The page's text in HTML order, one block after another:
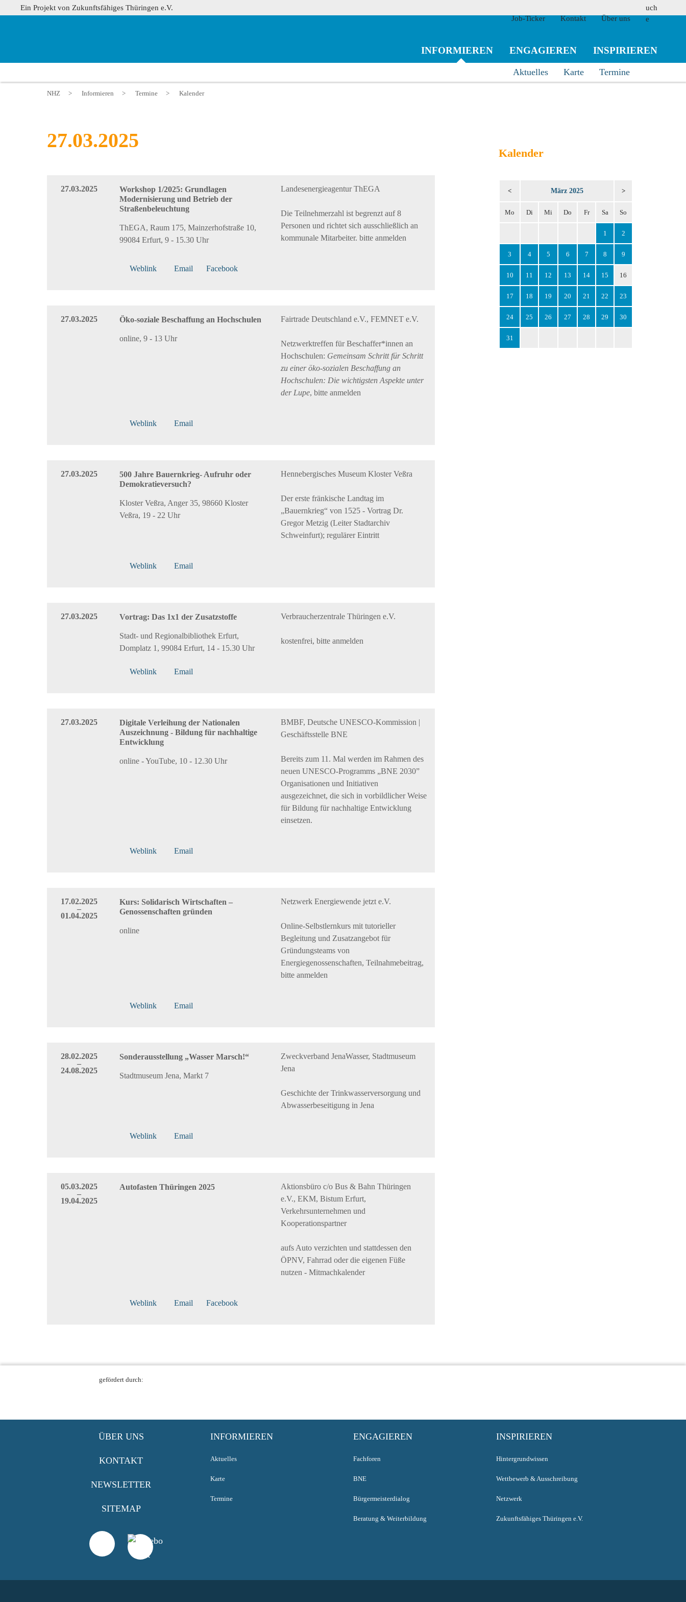
Ein Projekt von Zukunftsfähiges Thüringen e.V.
Job-Ticker
Kontakt Über uns
suchen
INFORMIEREN
Aktuelles Karte Termine
ENGAGIEREN INSPIRIEREN
NHZ > Informieren > Termine > Kalender
27.03.2025
17.02.2025
–
01.04.2025
Kurs: Solidarisch Wirtschaften –
Genossenschaften gründen
online
Netzwerk Energiewende jetzt e.V.
Online-Selbstlernkurs mit tutorieller
Begleitung und Zusatzangebot für
Gründungsteams von
Energiegenossenschaften, Teilnahmebeitrag,
bitte anmelden
Weblink Email
28.02.2025
–
24.08.2025
Sonderausstellung „Wasser Marsch!“
Stadtmuseum Jena, Markt 7
Zweckverband JenaWasser, Stadtmuseum
Jena
Geschichte der Trinkwasserversorgung und
Abwasserbeseitigung in Jena
Weblink Email
05.03.2025
–
19.04.2025
Autofasten Thüringen 2025
Aktionsbüro c/o Bus & Bahn Thüringen
e.V., EKM, Bistum Erfurt,
Verkehrsunternehmen und
Kooperationspartner
aufs Auto verzichten und stattdessen den
ÖPNV, Fahrrad oder die eigenen Füße
nutzen - Mitmachkalender
Weblink Email Facebook
27.03.2025
Workshop 1/2025: Grundlagen
Modernisierung und Betrieb der
Straßenbeleuchtung
ThEGA, Raum 175, Mainzerhofstraße 10,
99084 Erfurt, 9 - 15.30 Uhr
Landesenergieagentur ThEGA
Die Teilnehmerzahl ist begrenzt auf 8
Personen und richtet sich ausschließlich an
kommunale Mitarbeiter. bitte anmelden
Weblink Email Facebook
27.03.2025 Öko-soziale Beschaffung an Hochschulen
online, 9 - 13 Uhr
Fairtrade Deutschland e.V., FEMNET e.V.
Netzwerktreffen für Beschaffer*innen an
Hochschulen: Gemeinsam Schritt für Schritt
zu einer öko-sozialen Beschaffung an
Hochschulen: Die wichtigsten Aspekte unter
der Lupe, bitte anmelden
Weblink Email
27.03.2025
500 Jahre Bauernkrieg- Aufruhr oder
Demokratieversuch?
Kloster Veßra, Anger 35, 98660 Kloster
Veßra, 19 - 22 Uhr
Hennebergisches Museum Kloster Veßra
Der erste fränkische Landtag im
„Bauernkrieg“ von 1525 - Vortrag Dr.
Gregor Metzig (Leiter Stadtarchiv
Schweinfurt); regulärer Eintritt
Weblink Email
27.03.2025 Vortrag: Das 1x1 der Zusatzstoffe
Stadt- und Regionalbibliothek Erfurt,
Domplatz 1, 99084 Erfurt, 14 - 15.30 Uhr
Verbraucherzentrale Thüringen e.V.
kostenfrei, bitte anmelden
Weblink Email
27.03.2025
Digitale Verleihung der Nationalen
Auszeichnung - Bildung für nachhaltige
Entwicklung
online - YouTube, 10 - 12.30 Uhr
BMBF, Deutsche UNESCO-Kommission |
Geschäftsstelle BNE
Bereits zum 11. Mal werden im Rahmen des
neuen UNESCO-Programms „BNE 2030”
Organisationen und Initiativen
ausgezeichnet, die sich in vorbildlicher Weise
für Bildung für nachhaltige Entwicklung
einsetzen.
Weblink Email
Kalender
< März 2025 >
Mo Di Mi Do Fr Sa So
1 2
3 4 5 6 7 8 9
10 11 12 13 14 15 16
17 18 19 20 21 22 23
24 25 26 27 28 29 30
31
gefördert durch:
ÜBER UNS
KONTAKT
NEWSLETTER
SITEMAP
INFORMIEREN
Aktuelles
Karte
Termine
ENGAGIEREN
Fachforen
BNE
Bürgermeisterdialog
Beratung & Weiterbildung
INSPIRIEREN
Hintergrundwissen
Wettbewerb & Ausschreibung
Netzwerk
Zukunftsfähiges Thüringen e.V.